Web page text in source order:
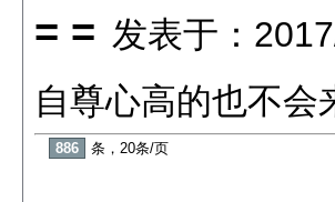
= = 发表于：
自尊心高的也不会
886 条，20条/页